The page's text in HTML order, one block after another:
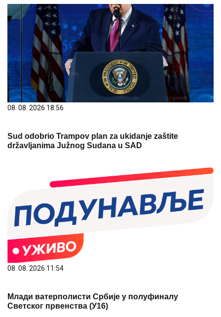
08. 08. 2026 18:56
Sud odobrio Trampov plan za ukidanje zaštite
državljanima Južnog Sudana u SAD
08. 08. 2026 11:54
Млади ватерполисти Србије у полуфиналу
Светског првенства (У16)